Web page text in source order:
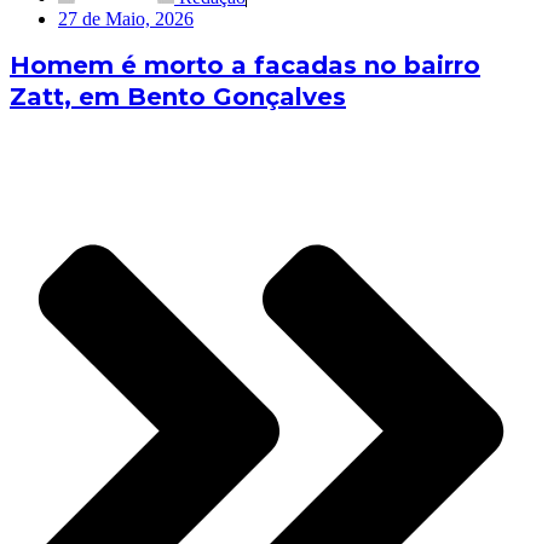
27 de Maio, 2026
Homem é morto a facadas no bairro
Zatt, em Bento Gonçalves